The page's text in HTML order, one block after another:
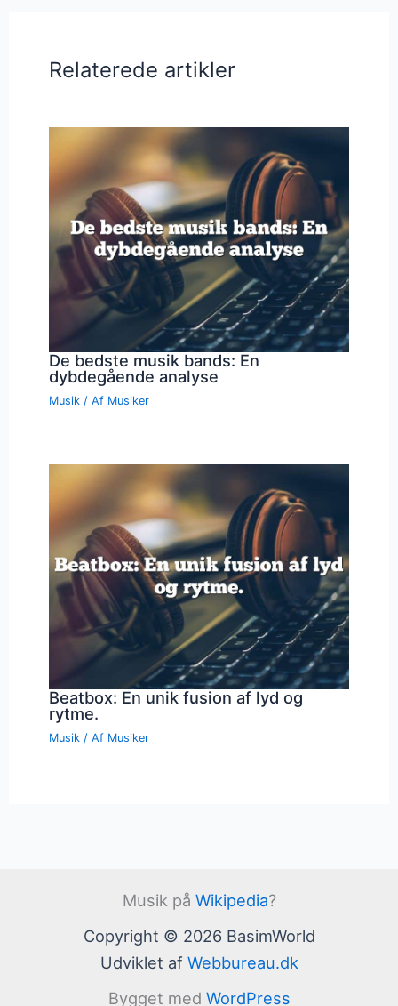
Relaterede artikler
De bedste musik bands: En
dybdegående analyse
Musik / Af Musiker
Beatbox: En unik fusion af lyd og
rytme.
Musik / Af Musiker
Musik på Wikipedia?
Copyright © 2026 BasimWorld
Udviklet af Webbureau.dk
Bygget med WordPress